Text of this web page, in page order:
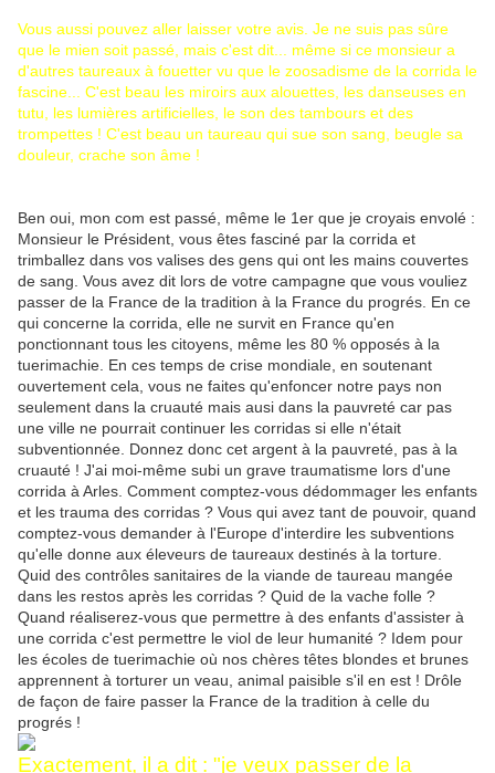
Vous aussi pouvez aller laisser votre avis. Je ne suis pas sûre
que le mien soit passé, mais c'est dit... même si ce monsieur a
d'autres taureaux à fouetter vu que le zoosadisme de la corrida le
fascine... C'est beau les miroirs aux alouettes, les danseuses en
tutu, les lumières artificielles, le son des tambours et des
trompettes ! C'est beau un taureau qui sue son sang, beugle sa
douleur, crache son âme !
Ben oui, mon com est passé, même le 1er que je croyais envolé :
Monsieur le Président, vous êtes fasciné par la corrida et
trimballez dans vos valises des gens qui ont les mains couvertes
de sang. Vous avez dit lors de votre campagne que vous vouliez
passer de la France de la tradition à la France du progrés. En ce
qui concerne la corrida, elle ne survit en France qu'en
ponctionnant tous les citoyens, même les 80 % opposés à la
tuerimachie. En ces temps de crise mondiale, en soutenant
ouvertement cela, vous ne faites qu'enfoncer notre pays non
seulement dans la cruauté mais ausi dans la pauvreté car pas
une ville ne pourrait continuer les corridas si elle n'était
subventionnée. Donnez donc cet argent à la pauvreté, pas à la
cruauté ! J'ai moi-même subi un grave traumatisme lors d'une
corrida à Arles. Comment comptez-vous dédommager les enfants
et les trauma des corridas ? Vous qui avez tant de pouvoir, quand
comptez-vous demander à l'Europe d'interdire les subventions
qu'elle donne aux éleveurs de taureaux destinés à la torture.
Quid des contrôles sanitaires de la viande de taureau mangée
dans les restos après les corridas ? Quid de la vache folle ?
Quand réaliserez-vous que permettre à des enfants d'assister à
une corrida c'est permettre le viol de leur humanité ? Idem pour
les écoles de tuerimachie où nos chères têtes blondes et brunes
apprennent à torturer un veau, animal paisible s'il en est ! Drôle
de façon de faire passer la France de la tradition à celle du
progrés !
Exactement, il a dit : "je veux passer de la